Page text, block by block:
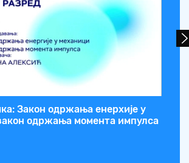
Закон одржања енерхије у
одржања момента импулса